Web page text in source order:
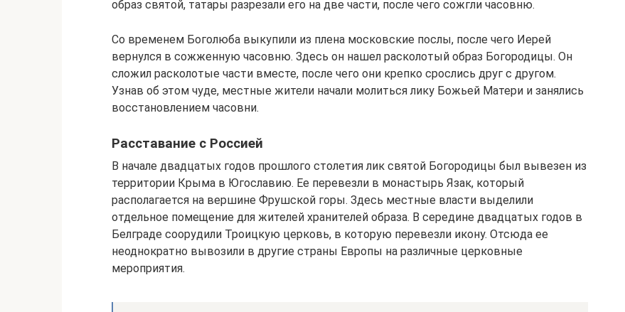
образ святой, татары разрезали его на две части, после чего сожгли часовню.
Со временем Боголюба выкупили из плена московские послы, после чего Иерей
вернулся в сожженную часовню. Здесь он нашел расколотый образ Богородицы. Он
сложил расколотые части вместе, после чего они крепко срослись друг с другом.
Узнав об этом чуде, местные жители начали молиться лику Божьей Матери и занялись
восстановлением часовни.
Расставание с Россией
В начале двадцатых годов прошлого столетия лик святой Богородицы был вывезен из
территории Крыма в Югославию. Ее перевезли в монастырь Язак, который
располагается на вершине Фрушской горы. Здесь местные власти выделили
отдельное помещение для жителей хранителей образа. В середине двадцатых годов в
Белграде соорудили Троицкую церковь, в которую перевезли икону. Отсюда ее
неоднократно вывозили в другие страны Европы на различные церковные
мероприятия.